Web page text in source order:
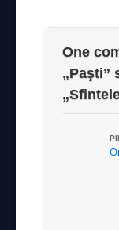
One
„Paşti”